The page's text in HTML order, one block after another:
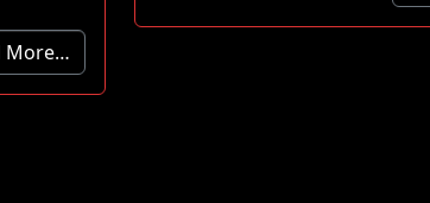
More…